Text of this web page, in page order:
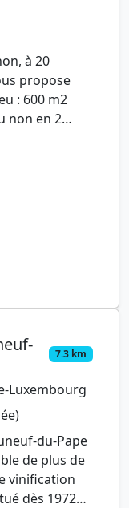
à 20
propose
: 600 m2
non en 2
7.3 km
Luxembourg
du-Pape
de plus de
vinification
dès 1972